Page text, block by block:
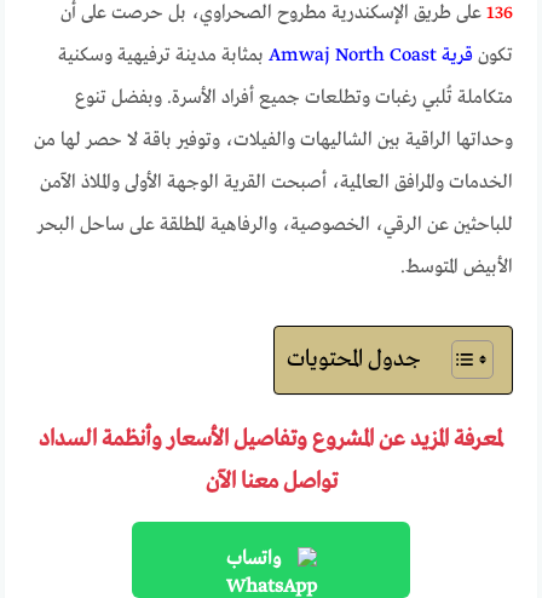
136 على طريق الإسكندرية مطروح الصحراوي، بل حرصت على أن
تكون قرية Amwaj North Coast
بمثابة مدينة ترفيهية وسكنية
متكاملة تُلبي رغبات وتطلعات جميع أفراد الأسرة. وبفضل تنوع
وحداتها الراقية بين الشاليهات والفيلات، وتوفير باقة لا حصر لها من
الخدمات والمرافق العالمية، أصبحت القرية الوجهة الأولى والملاذ الآمن
للباحثين عن الرقي، الخصوصية، والرفاهية المطلقة على ساحل البحر
الأبيض المتوسط.
جدول المحتويات
لمعرفة المزيد عن المشروع وتفاصيل الأسعار وأنظمة السداد
تواصل معنا الآن
واتساب